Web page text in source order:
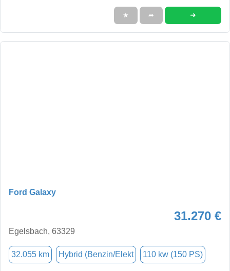
★ ➦ ➜
Ford Galaxy
31.270 €
Egelsbach, 63329
32.055 km Hybrid (Benzin/Elekt 110 kw (150 PS)